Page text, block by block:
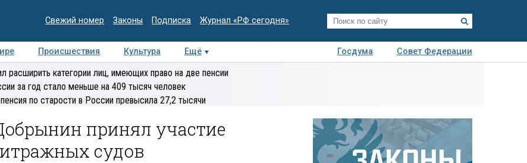
Свежий номер Законы Подписка Журнал «РФ сегодня»
Происшествия Культура Ещё Госдума
Совет Федерации
Медиацентр Интервью Колумнисты
Деловая
расширить категории лиц, имеющих право на две пенсии
за год стало меньше на 409 тысяч человек
по старости в России превысила 27,2 тысячи
принял участие
судов